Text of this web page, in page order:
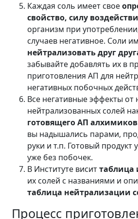
Каждая соль имеет свое
свойство, силу
организм при
случаев негативное. Соли
нейтрализовать друг
забывайте добавлять их в
приготовления АП для
негативных побочных
Все негативные эффекты от
нейтрализованных солей
готовящего АП алхимиков
вы надышались парами,
руки и т.п. Готовый продукт
уже без побочек.
В Институте виситтаблица
их солей с названиями и
таблица нейтрализации
Процесс